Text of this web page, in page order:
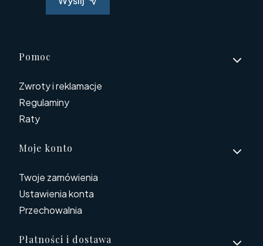
Linki w stopce
Pomoc
Zwroty i reklamacje
Regulaminy
Raty
Moje konto
Twoje zamówienia
Ustawienia konta
Przechowalnia
Płatności i dostawa